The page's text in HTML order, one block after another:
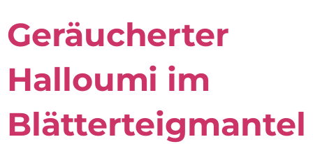
Geräucherter
Halloumi im
Blätterteigmantel